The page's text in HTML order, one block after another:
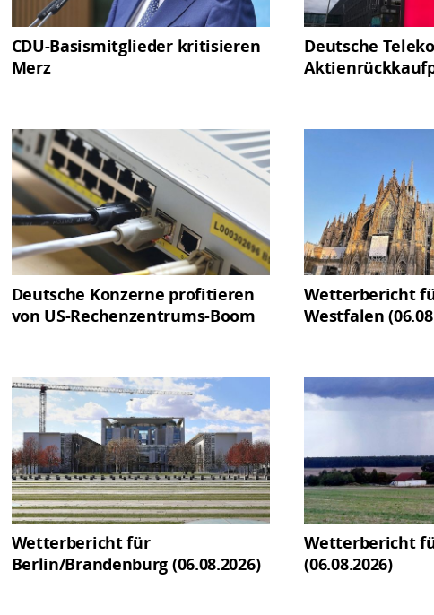
CDU-Basismitglieder kritisieren
Merz
Deutsche
Deutsche Konzerne profitieren
von US-Rechenzentrums-Boom
Wetterbericht
Westfalen
Wetterbericht für
Berlin/Brandenburg (06.08.2026)
Wetterbericht
(06.08.2026)